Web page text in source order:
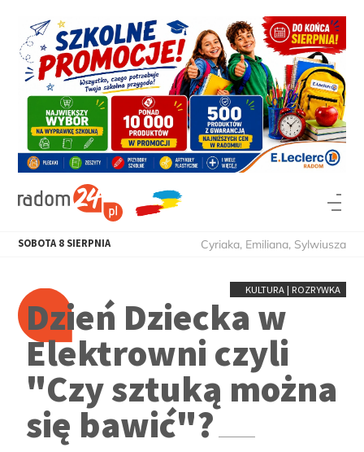
SOBOTA 8 SIERPNIA Cyriaka, Emiliana, Sylwiusza
KULTURA | ROZRYWKA
Dzień Dziecka w
Elektrowni czyli
"Czy sztuką można
się bawić"?